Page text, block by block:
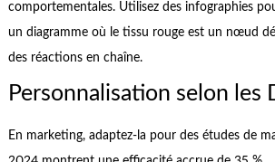
comportementales. Utilisez des infographies
un diagramme où le tissu rouge est un nœud
des réactions en chaîne.
Personnalisation selon les
En marketing, adaptez-la pour des études de